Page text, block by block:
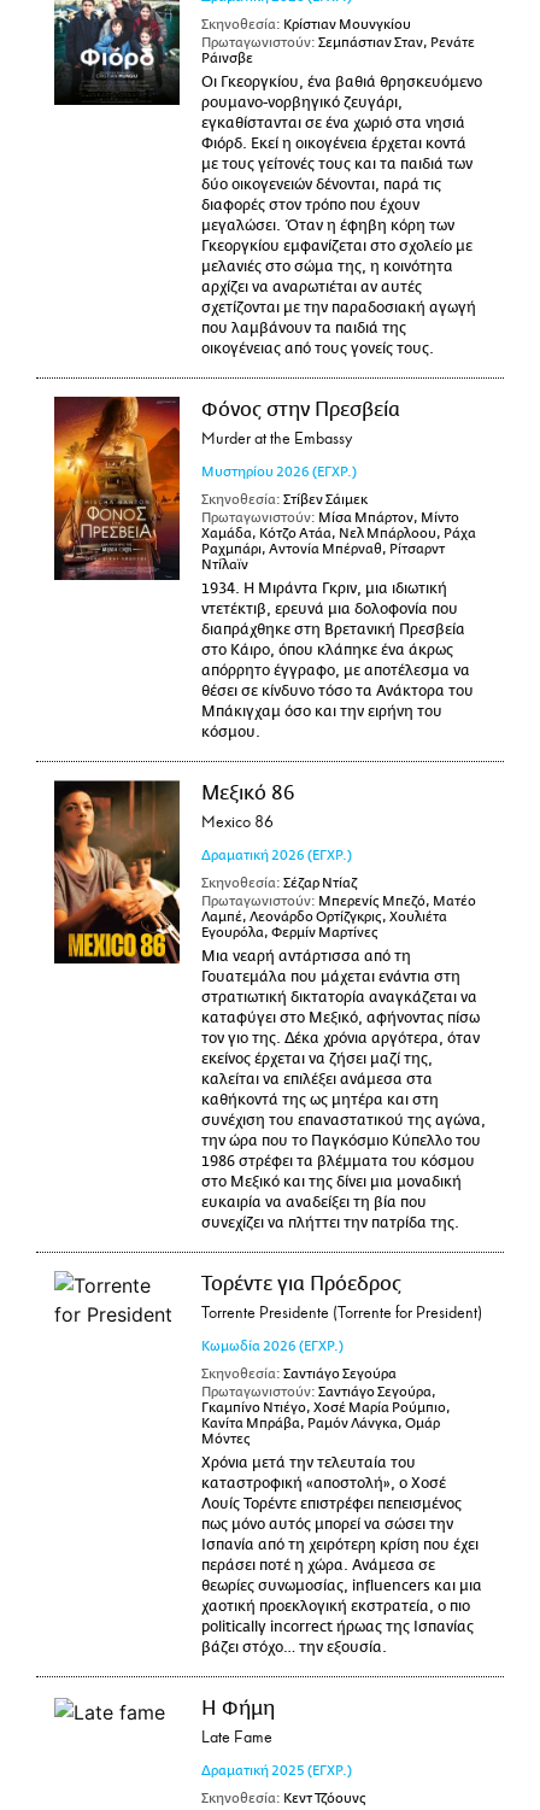
Σκηνοθεσία: Κρίστιαν Μουνγκίου
Πρωταγωνιστούν: Σεμπάστιαν Σταν, Ρενάτε
Ράινσβε
Οι Γκεοργκίου, ένα βαθιά θρησκευόμενο
ρουμανο-νορβηγικό ζευγάρι,
εγκαθίστανται σε ένα χωριό στα νησιά
Φιόρδ. Εκεί η οικογένεια έρχεται κοντά
με τους γείτονές τους και τα παιδιά των
δύο οικογενειών δένονται, παρά τις
διαφορές στον τρόπο που έχουν
μεγαλώσει. Όταν η έφηβη κόρη των
Γκεοργκίου εμφανίζεται στο σχολείο με
μελανιές στο σώμα της, η κοινότητα
αρχίζει να αναρωτιέται αν αυτές
σχετίζονται με την παραδοσιακή αγωγή
που λαμβάνουν τα παιδιά της
οικογένειας από τους γονείς τους.
Φόνος στην Πρεσβεία
Murder at the Embassy
Μυστηρίου 2026 (ΕΓΧΡ.)
Σκηνοθεσία: Στίβεν Σάιμεκ
Πρωταγωνιστούν: Μίσα Μπάρτον, Μίντο
Χαμάδα, Κότζο Ατάα, Νελ Μπάρλοου, Ράχα
Ραχμπάρι, Αντονία Μπέρναθ, Ρίτσαρντ
Ντίλαϊν
1934. Η Μιράντα Γκριν, μια ιδιωτική
ντετέκτιβ, ερευνά μια δολοφονία που
διαπράχθηκε στη Βρετανική Πρεσβεία
στο Κάιρο, όπου κλάπηκε ένα άκρως
απόρρητο έγγραφο, με αποτέλεσμα να
θέσει σε κίνδυνο τόσο τα Ανάκτορα του
Μπάκιγχαμ όσο και την ειρήνη του
κόσμου.
Μεξικό 86
Mexico 86
Δραματική 2026 (ΕΓΧΡ.)
Σκηνοθεσία: Σέζαρ Ντίαζ
Πρωταγωνιστούν: Μπερενίς Μπεζό, Ματέο
Λαμπέ, Λεονάρδο Ορτίζγκρις, Χουλιέτα
Εγουρόλα, Φερμίν Μαρτίνες
Μια νεαρή αντάρτισσα από τη
Γουατεμάλα που μάχεται ενάντια στη
στρατιωτική δικτατορία αναγκάζεται να
καταφύγει στο Μεξικό, αφήνοντας πίσω
τον γιο της. Δέκα χρόνια αργότερα, όταν
εκείνος έρχεται να ζήσει μαζί της,
καλείται να επιλέξει ανάμεσα στα
καθήκοντά της ως μητέρα και στη
συνέχιση του επαναστατικού της αγώνα,
την ώρα που το Παγκόσμιο Κύπελλο του
1986 στρέφει τα βλέμματα του κόσμου
στο Μεξικό και της δίνει μια μοναδική
ευκαιρία να αναδείξει τη βία που
συνεχίζει να πλήττει την πατρίδα της.
Τορέντε για Πρόεδρος
Torrente Presidente (Torrente for President)
Κωμωδία 2026 (ΕΓΧΡ.)
Σκηνοθεσία: Σαντιάγο Σεγούρα
Πρωταγωνιστούν: Σαντιάγο Σεγούρα,
Γκαμπίνο Ντιέγο, Χοσέ Μαρία Ρούμπιο,
Κανίτα Μπράβα, Ραμόν Λάνγκα, Ομάρ
Μόντες
Χρόνια μετά την τελευταία του
καταστροφική «αποστολή», ο Χοσέ
Λουίς Τορέντε επιστρέφει πεπεισμένος
πως μόνο αυτός μπορεί να σώσει την
Ισπανία από τη χειρότερη κρίση που έχει
περάσει ποτέ η χώρα. Ανάμεσα σε
θεωρίες συνωμοσίας, influencers και μια
χαοτική προεκλογική εκστρατεία, ο πιο
politically incorrect ήρωας της Ισπανίας
βάζει στόχο… την εξουσία.
Η Φήμη
Late Fame
Δραματική 2025 (ΕΓΧΡ.)
Σκηνοθεσία: Κεντ Τζόουνς